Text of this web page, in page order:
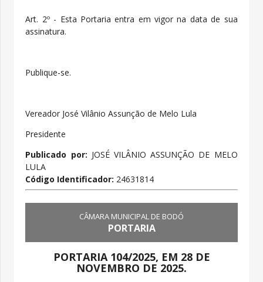
Art. 2º - Esta Portaria entra em vigor na data de sua
assinatura.
Publique-se.
Vereador José Vilânio Assunção de Melo Lula
Presidente
Publicado por: JOSÉ VILÂNIO ASSUNÇÃO DE MELO
LULA
Código Identificador: 24631814
CÂMARA MUNICIPAL DE BODÓ
PORTARIA
PORTARIA 104/2025, EM 28 DE
NOVEMBRO DE 2025.